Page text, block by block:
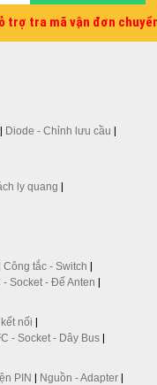
trợ tra mã vận đơn
| Diode - Chỉnh lưu cầu |
ly quang |
Công tắc - Switch |
Socket - Đế Anten |
nối |
- Socket - Dây Bus |
PIN | Nguồn - Adapter |